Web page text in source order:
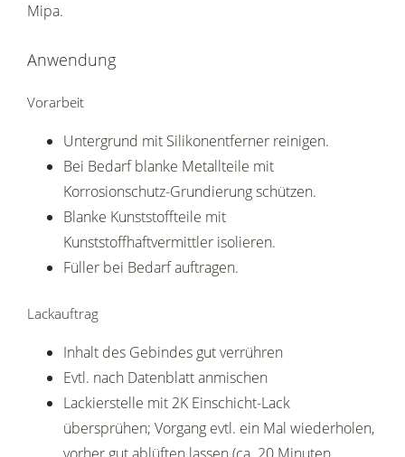
Mipa.
Anwendung
Vorarbeit
Untergrund mit Silikonentferner reinigen.
Bei Bedarf blanke Metallteile mit
Korrosionschutz-Grundierung schützen.
Blanke Kunststoffteile mit
Kunststoffhaftvermittler isolieren.
Füller bei Bedarf auftragen.
Lackauftrag
Inhalt des Gebindes gut verrühren
Evtl. nach Datenblatt anmischen
Lackierstelle mit 2K Einschicht-Lack
übersprühen; Vorgang evtl. ein Mal wiederholen,